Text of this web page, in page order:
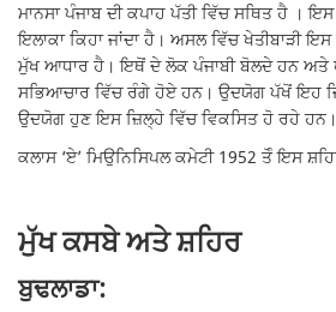
ਮਾਨਸਾ ਪੰਜਾਬ ਦੀ ਕਪਾਹ ਪੱਤੀ ਵਿੱਚ ਸਥਿਤ ਹੈ ।
ਇਲਾਕਾ ਕਿਹਾ ਜਾਂਦਾ ਹੈ। ਅਸਲ ਵਿੱਚ ਖੇਤੀਬਾੜੀ
ਮੁੱਖ ਆਧਾਰ ਹੈ। ਇਥੋਂ ਦੇ ਲੋਕ ਪੰਜਾਬੀ ਬੋਲਦੇ ਹਨ ਅਤੇ
ਸਭਿਆਚਾਰ ਵਿੱਚ ਰੰਗੇ ਹੋਏ ਹਨ। ਉਦਯੋਗ ਪੱਖੋਂ ਇਹ
ਉਦਯੋਗ ਹੁਣ ਇਸ ਜ਼ਿਲ੍ਹੇ ਵਿੱਚ ਵਿਕਸਿਤ ਹੋ ਰਹੇ ਹਨ।
ਕਲਾਸ ‘ਏ’ ਮਿਉਨਿਸਿਪਲ ਕਮੇਟੀ 1952 ਤੋੰ ਇਸ
ਮੁੱਖ ਕਸਬੇ ਅਤੇ ਸ਼ਹਿਰ
ਬੁਢਲਾਡਾ: